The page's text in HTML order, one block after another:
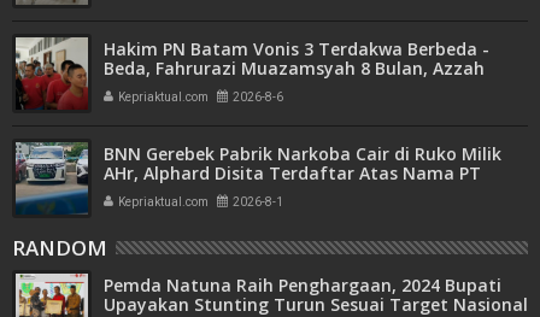
Hakim PN Batam Vonis 3 Terdakwa Berbeda -
Beda, Fahrurazi Muazamsyah 8 Bulan, Azzah
Azzurah dan Risma Divonis 2 Tahun 6 Bulan
Kepriaktual.com 2026-8-6
BNN Gerebek Pabrik Narkoba Cair di Ruko Milik
AHr, Alphard Disita Terdaftar Atas Nama PT
Mitra Usaha Properti
Kepriaktual.com 2026-8-1
RANDOM
Pemda Natuna Raih Penghargaan, 2024 Bupati
Upayakan Stunting Turun Sesuai Target Nasional